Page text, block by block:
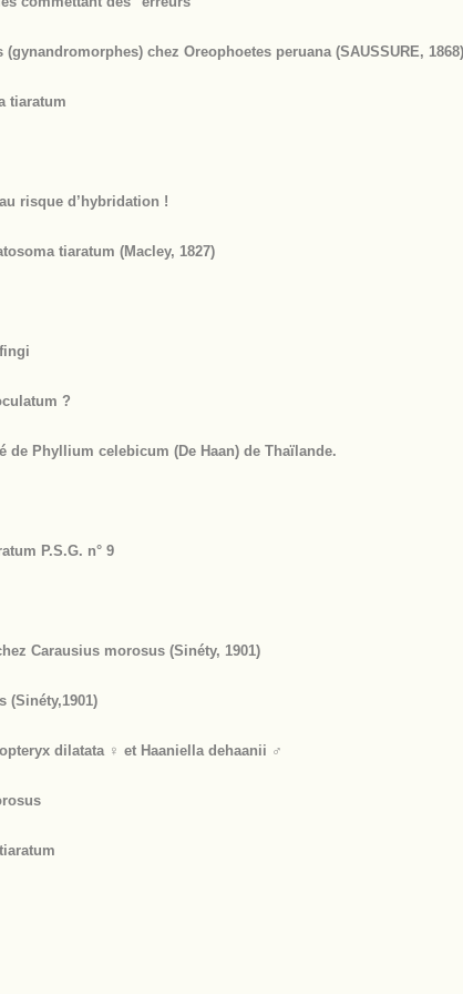
chez Oreophoetes peruana (SAUSSURE, 1868)
tiaratum
risque d’hybridation !
tiaratum (Macley, 1827)
?
de Phyllium celebicum (De Haan) de Thaïlande.
P.S.G. n° 9
Carausius morosus (Sinéty, 1901)
(Sinéty,1901)
dilatata ♀ et Haaniella dehaanii ♂